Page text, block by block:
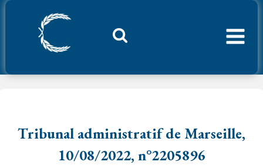
Aller
Tribunal administratif de Marseille,
10/08/2022, n°2205896